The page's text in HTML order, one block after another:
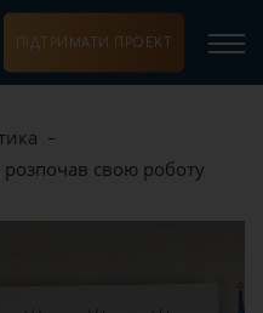
ПІДТРИМАТИ ПРОЕКТ
свою роботу